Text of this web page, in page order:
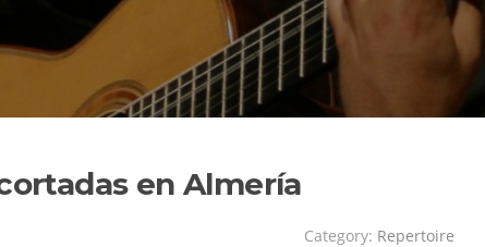
en Almería
Category: Repertoire